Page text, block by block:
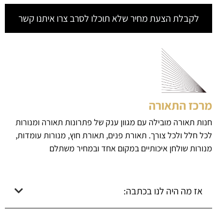
לקבלת הצעת מחיר שלא תוכלו לסרב צרו איתנו קשר
מרכז התאורה
חנות תאורה מובילה עם מגוון ענק של פתרונות תאורה ומנורות
לכל חלל ולכל צורך. תאורת פנים, תאורת חוץ, מנורות עומדות,
מנורות שולחן איכותיים במקום אחד ובמחיר משתלם
אז מה היה לנו בכתבה: